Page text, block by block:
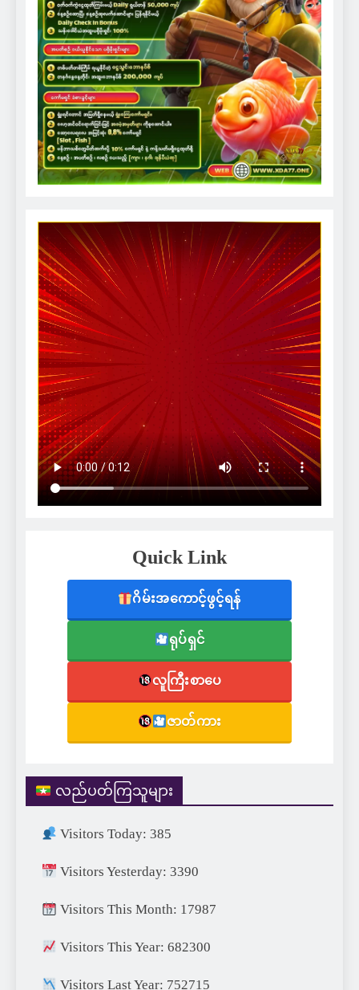
Quick Link
ဂိမ်းအကောင့်ဖွင့်ရန်
ရုပ်ရှင်
လူကြီးစာပေ
ဇာတ်ကား
လည်ပတ်ကြသူများ
Visitors Today: 385
Visitors Yesterday: 3390
Visitors This Month: 17987
Visitors This Year: 682300
Visitors Last Year: 752715